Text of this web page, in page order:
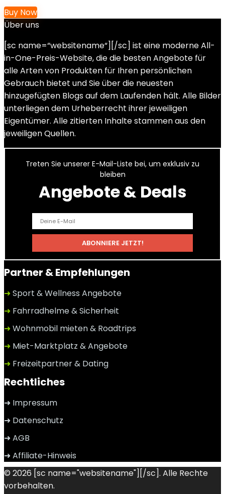
Buy Now
Über uns
[sc name=“websitename“][/sc] ist eine moderne All-
in-One-Preis-Website, die die besten Angebote für
alle Arten von Produkten für Ihren persönlichen
Gebrauch bietet und Sie über die neuesten
hinzugefügten Blogs auf dem Laufenden hält. Alle Bilder
unterliegen dem Urheberrecht ihrer jeweiligen
Eigentümer. Alle zitierten Inhalte stammen aus den
jeweiligen Quellen.
Treten Sie unserer E-Mail-Liste bei, um exklusiv zu
bleiben
Angebote & Deals
Partner & Empfehlungen
➜ Sport & Wellness Angebote
➜ Fahrradhelme & Sicherheit
➜ Wohnmobil mieten & Roadtrips
➜ Miet-Marktplatz & Angebote
➜ Freizeitpartner & Dating
Rechtliches
➜ Impressum
➜ Datenschutz
➜ AGB
➜ Affiliate-Hinweis
© 2026 [sc name="websitename"][/sc]. Alle Rechte
vorbehalten.